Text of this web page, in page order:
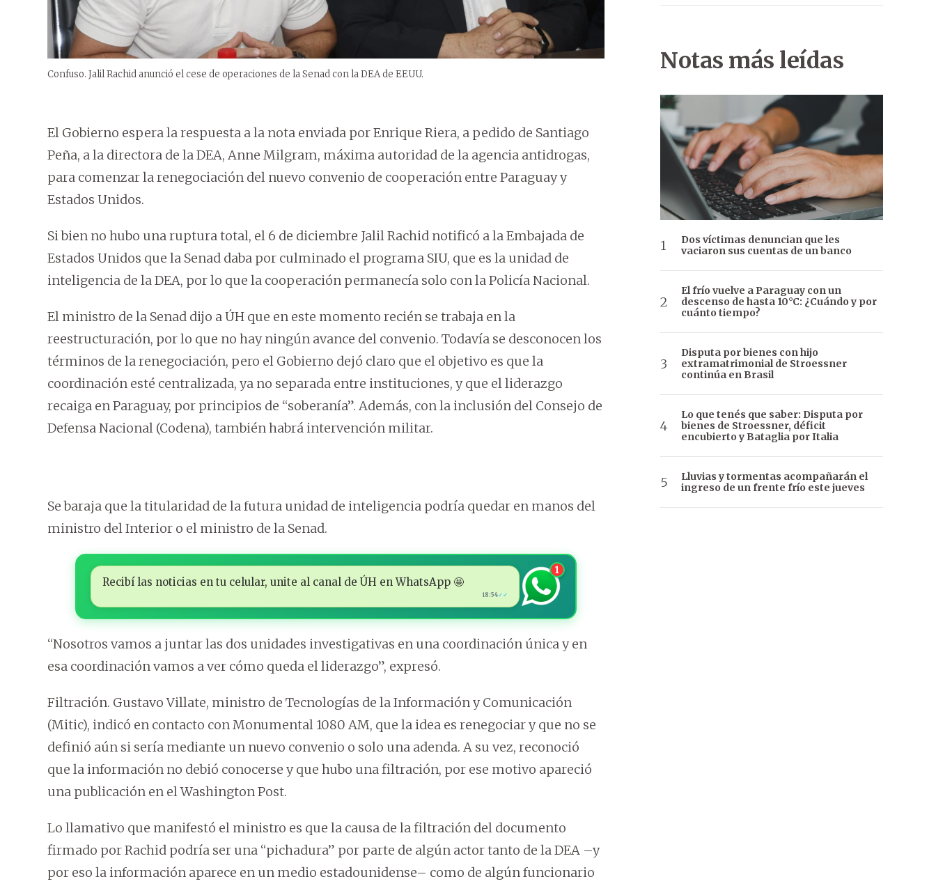
Confuso. Jalil Rachid anunció el cese de operaciones de la Senad con la DEA de EEUU.
El Gobierno espera la respuesta a la nota enviada por Enrique Riera, a pedido de Santiago
Peña, a la directora de la DEA, Anne Milgram, máxima autoridad de la agencia antidrogas,
para comenzar la renegociación del nuevo convenio de cooperación entre Paraguay y
Estados Unidos.
Si bien no hubo una ruptura total, el 6 de diciembre Jalil Rachid notificó a la Embajada de
Estados Unidos que la Senad daba por culminado el programa SIU, que es la unidad de
inteligencia de la DEA, por lo que la cooperación permanecía solo con la Policía Nacional.
El ministro de la Senad dijo a ÚH que en este momento recién se trabaja en la
reestructuración, por lo que no hay ningún avance del convenio. Todavía se desconocen los
términos de la renegociación, pero el Gobierno dejó claro que el objetivo es que la
coordinación esté centralizada, ya no separada entre instituciones, y que el liderazgo
recaiga en Paraguay, por principios de “soberanía”. Además, con la inclusión del Consejo de
Defensa Nacional (Codena), también habrá intervención militar.
Se baraja que la titularidad de la futura unidad de inteligencia podría quedar en manos del
ministro del Interior o el ministro de la Senad.
Recibí las noticias en tu celular, unite al canal de ÚH en WhatsApp 🤩
18:54✓✓
1
“Nosotros vamos a juntar las dos unidades investigativas en una coordinación única y en
esa coordinación vamos a ver cómo queda el liderazgo”, expresó.
Filtración. Gustavo Villate, ministro de Tecnologías de la Información y Comunicación
(Mitic), indicó en contacto con Monumental 1080 AM, que la idea es renegociar y que no se
definió aún si sería mediante un nuevo convenio o solo una adenda. A su vez, reconoció
que la información no debió conocerse y que hubo una filtración, por ese motivo apareció
una publicación en el Washington Post.
Lo llamativo que manifestó el ministro es que la causa de la filtración del documento
firmado por Rachid podría ser una “pichadura” por parte de algún actor tanto de la DEA –y
por eso la información aparece en un medio estadounidense– como de algún funcionario
Notas más leídas
Dos víctimas denuncian que les
vaciaron sus cuentas de un banco
El frío vuelve a Paraguay con un
descenso de hasta 10°C: ¿Cuándo y por
cuánto tiempo?
Disputa por bienes con hijo
extramatrimonial de Stroessner
continúa en Brasil
Lo que tenés que saber: Disputa por
bienes de Stroessner, déficit
encubierto y Bataglia por Italia
Lluvias y tormentas acompañarán el
ingreso de un frente frío este jueves